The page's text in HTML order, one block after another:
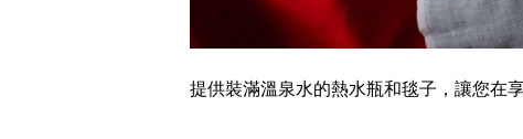
提供裝滿溫泉水的熱水瓶和毯子，讓您在